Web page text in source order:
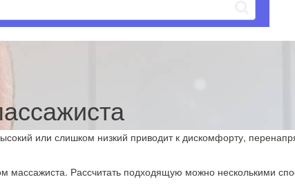
или слишком низкий приводит к дискомфорту,
массажиста. Рассчитать подходящую можно несколькими